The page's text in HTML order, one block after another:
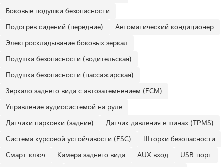
Боковые подушки безопасности
Подогрев сидений (передние)
Автоматический кондиционер
Электроскладывание боковых зеркал
Подушка безопасности (водительская)
Подушка безопасности (пассажирская)
Зеркало заднего вида с автозатемнением (ECM)
Управление аудиосистемой на руле
Датчики парковки (задние)
Датчик давления в шинах (TPMS)
Система курсовой устойчивости (ESC)
Шторки безопасности
Смарт-ключ
Камера заднего вида AUX-вход
USB-порт